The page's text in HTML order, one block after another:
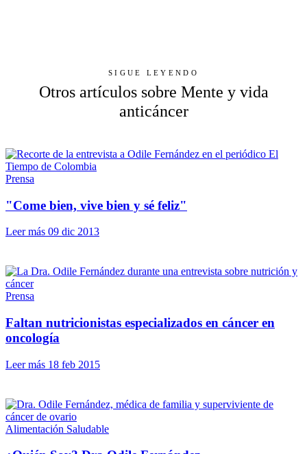
SIGUE LEYENDO
Otros artículos sobre Mente y vida
anticáncer
Prensa
"Come bien, vive bien y sé feliz"
Leer más 09 dic 2013
Prensa
Faltan nutricionistas especializados en cáncer en
oncología
Leer más 18 feb 2015
Alimentación Saludable